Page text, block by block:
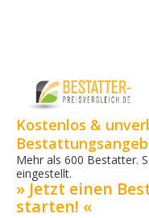
Kostenlos &
Mehr als 600 Bestatter.
eingestellt.
» Jetzt einen
starten! «